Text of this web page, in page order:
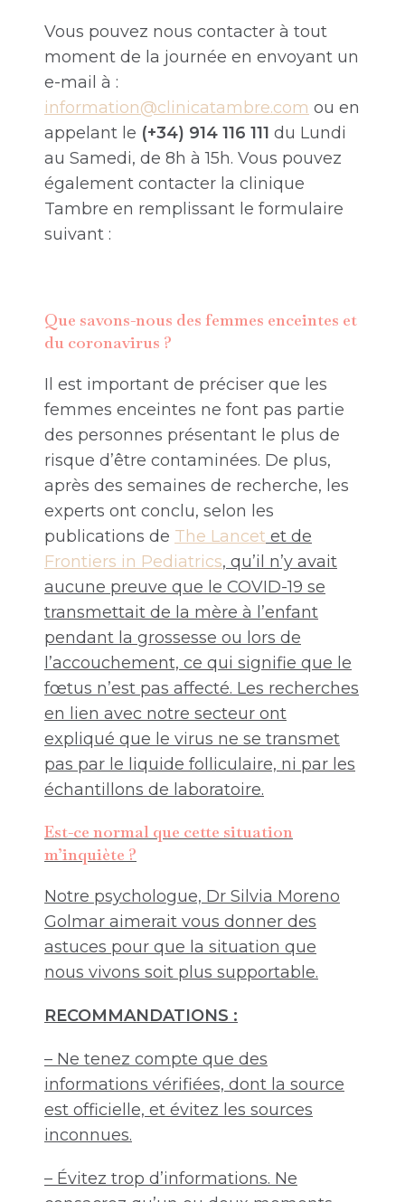
Vous pouvez nous contacter à tout
moment de la journée en envoyant un
e-mail à :
information@clinicatambre.com ou en
appelant le (+34) 914 116 111 du Lundi
au Samedi, de 8h à 15h. Vous pouvez
également contacter la clinique
Tambre en remplissant le formulaire
suivant :
Que savons-nous des femmes enceintes et
du coronavirus ?
Il est important de préciser que les
femmes enceintes ne font pas partie
des personnes présentant le plus de
risque d’être contaminées. De plus,
après des semaines de recherche, les
experts ont conclu, selon les
publications de The Lancet et de
Frontiers in Pediatrics, qu’il n’y avait
aucune preuve que le COVID-19 se
transmettait de la mère à l’enfant
pendant la grossesse ou lors de
l’accouchement, ce qui signifie que le
fœtus n’est pas affecté. Les recherches
en lien avec notre secteur ont
expliqué que le virus ne se transmet
pas par le liquide folliculaire, ni par les
échantillons de laboratoire.
Est-ce normal que cette situation
m’inquiète ?
Notre psychologue, Dr Silvia Moreno
Golmar aimerait vous donner des
astuces pour que la situation que
nous vivons soit plus supportable.
RECOMMANDATIONS :
– Ne tenez compte que des
informations vérifiées, dont la source
est officielle, et évitez les sources
inconnues.
– Évitez trop d’informations. Ne